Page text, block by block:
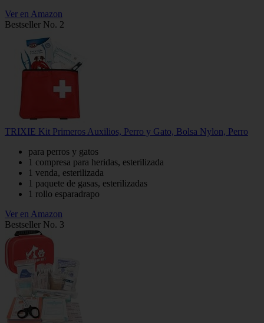
Ver en Amazon
Bestseller No. 2
TRIXIE Kit Primeros Auxilios, Perro y Gato, Bolsa Nylon, Perro
para perros y gatos
1 compresa para heridas, esterilizada
1 venda, esterilizada
1 paquete de gasas, esterilizadas
1 rollo esparadrapo
Ver en Amazon
Bestseller No. 3